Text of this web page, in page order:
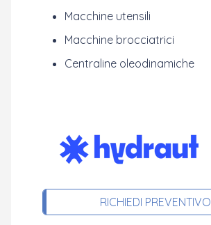
Macchine utensili
Macchine brocciatrici
Centraline oleodinamiche
RICHIEDI PREVENTIVO